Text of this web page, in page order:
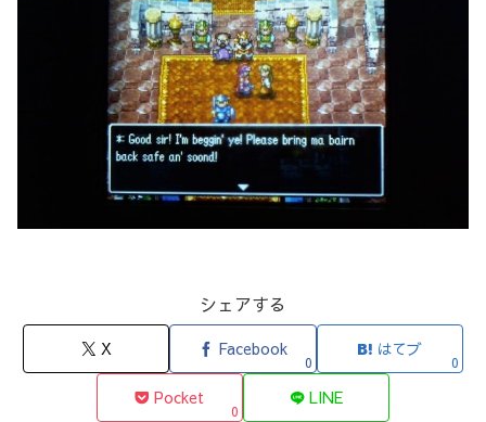
シェアする
X Facebook
0
はてブ
0
Pocket
0
LINE